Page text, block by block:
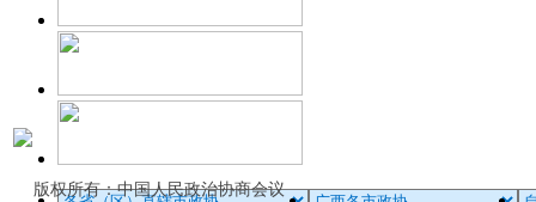
版权所有：中国人民政治协商会议